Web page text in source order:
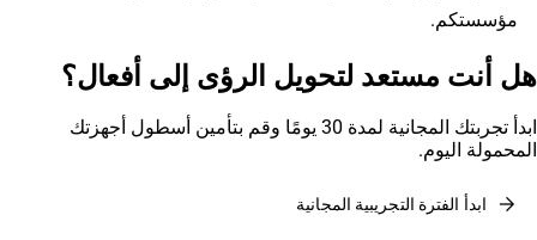
مؤسستكم.
هل أنت مستعد لتحويل الرؤى إلى أفعال؟
ابدأ تجربتك المجانية لمدة 30 يومًا وقم بتأمين أسطول أجهزتك
المحمولة اليوم.
arrow_forward ابدأ الفترة التجريبية المجانية